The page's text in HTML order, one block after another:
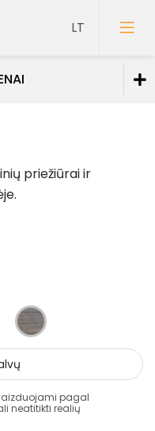
priežiūrai ir
pagal
neatitikti realių